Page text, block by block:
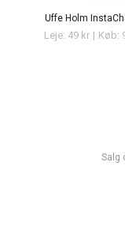
Uffe Holm
Leje: 49 kr | Køb:
Salg